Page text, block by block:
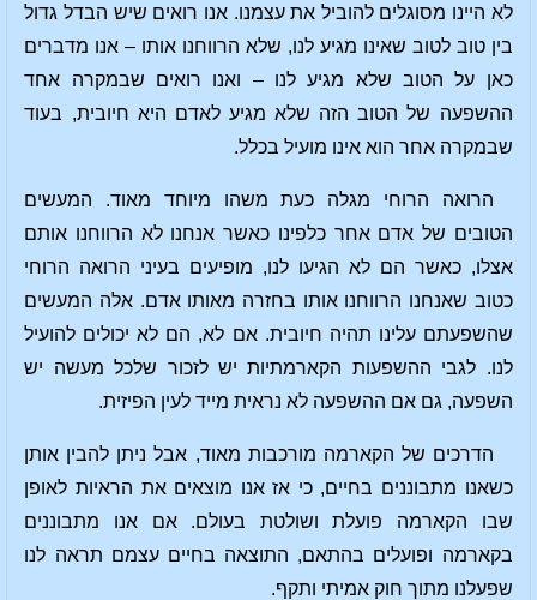
לא היינו מסוגלים להוביל את עצמנו. אנו רואים שיש הבדל גדול
בין טוב לטוב שאינו מגיע לנו, שלא הרווחנו אותו – אנו מדברים
כאן על הטוב שלא מגיע לנו – ואנו רואים שבמקרה אחד
ההשפעה של הטוב הזה שלא מגיע לאדם היא חיובית, בעוד
שבמקרה אחר הוא אינו מועיל בכלל.
הרואה הרוחי מגלה כעת משהו מיוחד מאוד. המעשים
הטובים של אדם אחר כלפינו כאשר אנחנו לא הרווחנו אותם
אצלו, כאשר הם לא הגיעו לנו, מופיעים בעיני הרואה הרוחי
כטוב שאנחנו הרווחנו אותו בחזרה מאותו אדם. אלה המעשים
שהשפעתם עלינו תהיה חיובית. אם לא, הם לא יכולים להועיל
לנו. לגבי ההשפעות הקארמתיות יש לזכור שלכל מעשה יש
השפעה, גם אם ההשפעה לא נראית מייד לעין הפיזית.
הדרכים של הקארמה מורכבות מאוד, אבל ניתן להבין אותן
כשאנו מתבוננים בחיים, כי אז אנו מוצאים את הראיות לאופן
שבו הקארמה פועלת ושולטת בעולם. אם אנו מתבוננים
בקארמה ופועלים בהתאם, התוצאה בחיים עצמם תראה לנו
שפעלנו מתוך חוק אמיתי ותקף.